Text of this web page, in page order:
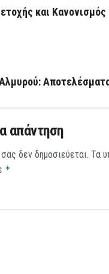
και Κανονισμός
απάντηση
δεν δημοσιεύεται. Τα
*